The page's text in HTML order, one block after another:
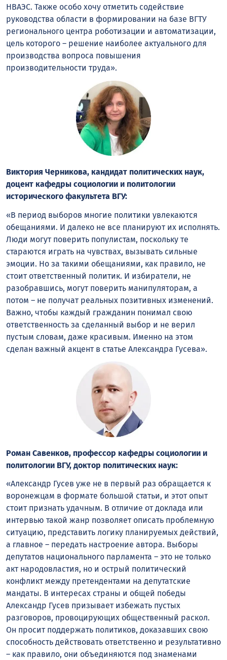
НВАЭС. Также особо хочу отметить содействие
руководства области в формировании на базе ВГТУ
регионального центра роботизации и автоматизации,
цель которого – решение наиболее актуального для
производства вопроса повышения
производительности труда».
Виктория Черникова, кандидат политических наук,
доцент кафедры социологии и политологии
исторического факультета ВГУ:
«В период выборов многие политики увлекаются
обещаниями. И далеко не все планируют их исполнять.
Люди могут поверить популистам, поскольку те
стараются играть на чувствах, вызывать сильные
эмоции. Но за такими обещаниями, как правило, не
стоит ответственный политик. И избиратели, не
разобравшись, могут поверить манипуляторам, а
потом – не получат реальных позитивных изменений.
Важно, чтобы каждый гражданин понимал свою
ответственность за сделанный выбор и не верил
пустым словам, даже красивым. Именно на этом
сделан важный акцент в статье Александра Гусева».
Роман Савенков, профессор кафедры социологии и
политологии ВГУ, доктор политических наук:
«Александр Гусев уже не в первый раз обращается к
воронежцам в формате большой статьи, и этот опыт
стоит признать удачным. В отличие от доклада или
интервью такой жанр позволяет описать проблемную
ситуацию, представить логику планируемых действий,
а главное – передать настроение автора. Выборы
депутатов национального парламента – это не только
акт народовластия, но и острый политический
конфликт между претендентами на депутатские
мандаты. В интересах страны и общей победы
Александр Гусев призывает избежать пустых
разговоров, провоцирующих общественный раскол.
Он просит поддержать политиков, доказавших свою
способность действовать ответственно и результативно
– как правило, они объединяются под знаменами